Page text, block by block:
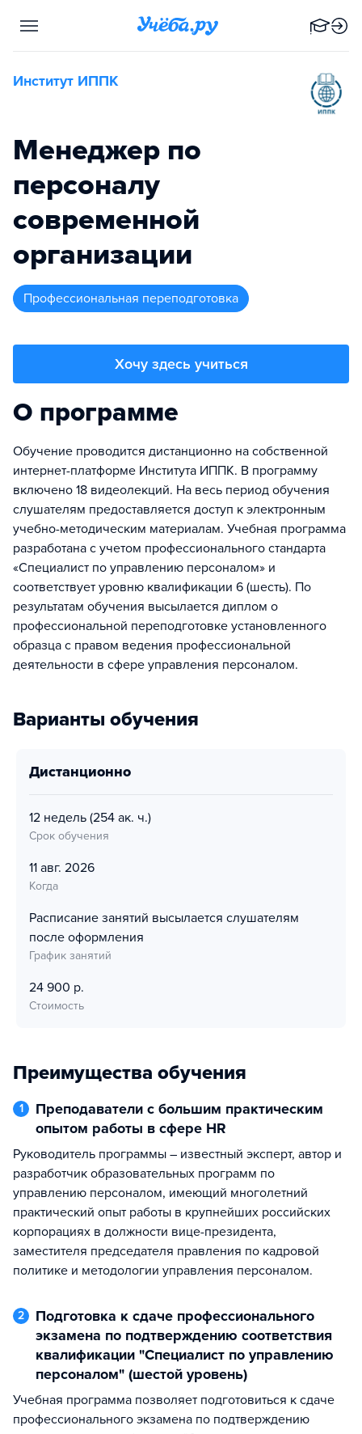
Институт ИППК
Менеджер по
персоналу
современной
организации
профессиональная переподготовка
Хочу здесь учиться
О программе
Обучение проводится дистанционно на собственной
интернет-платформе Института ИППК. В программу
включено 18 видеолекций. На весь период обучения
слушателям предоставляется доступ к электронным
учебно-методическим материалам. Учебная программа
разработана с учетом профессионального стандарта
«Специалист по управлению персоналом» и
соответствует уровню квалификации 6 (шесть). По
результатам обучения высылается диплом о
профессиональной переподготовке установленного
образца с правом ведения профессиональной
деятельности в сфере управления персоналом.
Варианты обучения
дистанционно
12 недель (254 ак. ч.)
Срок обучения
11 авг. 2026
Когда
Расписание занятий высылается слушателям
после оформления
График занятий
24 900 р.
Стоимость
Преимущества обучения
1
Преподаватели с большим практическим
опытом работы в сфере HR
Руководитель программы – известный эксперт, автор и
разработчик образовательных программ по
управлению персоналом, имеющий многолетний
практический опыт работы в крупнейших российских
корпорациях в должности вице-президента,
заместителя председателя правления по кадровой
политике и методологии управления персоналом.
2
Подготовка к сдаче профессионального
экзамена по подтверждению соответствия
квалификации "Специалист по управлению
персоналом" (шестой уровень)
Учебная программа позволяет подготовиться к сдаче
профессионального экзамена по подтверждению